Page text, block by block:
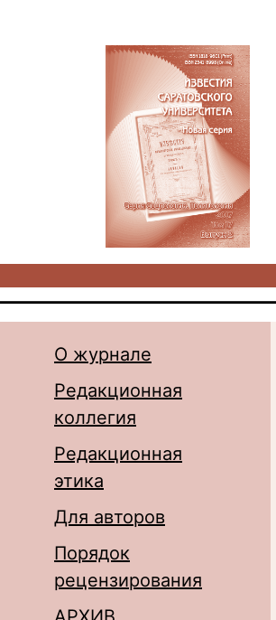
О журнале
Редакционная
коллегия
Редакционная
этика
Для авторов
Порядок
рецензирования